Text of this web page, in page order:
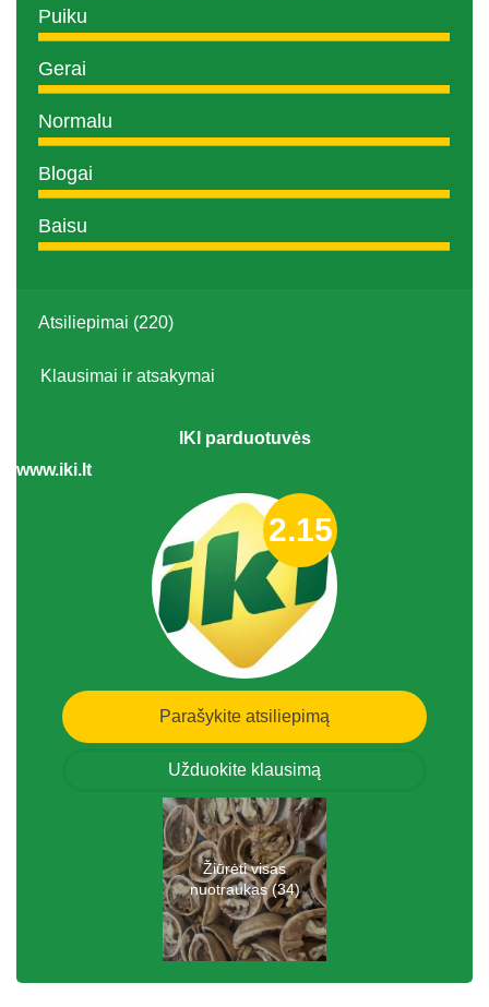
Puiku
Gerai
Normalu
Blogai
Baisu
Atsiliepimai (220)
Klausimai ir atsakymai
IKI parduotuvės
www.iki.lt
2.15
Parašykite atsiliepimą
Užduokite klausimą
Žiūrėti visas
nuotraukas (34)